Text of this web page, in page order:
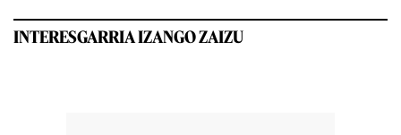
INTERESGARRIA IZANGO ZAIZU